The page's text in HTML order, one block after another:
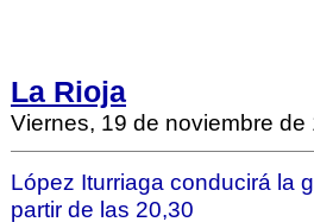
La Rioja
Viernes, 19 de noviembre de
López Iturriaga conducirá la
partir de las 20,30